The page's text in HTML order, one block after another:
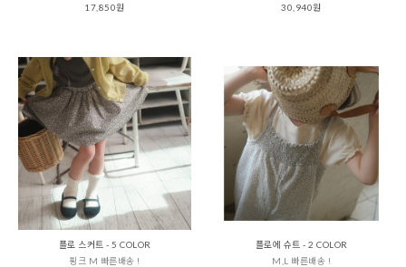
17,850원
30,940원
플로 스커트 - 5 COLOR
핑크 M 빠른배송 !
플로에 슈트 - 2 COLOR
M,L 빠른배송 !